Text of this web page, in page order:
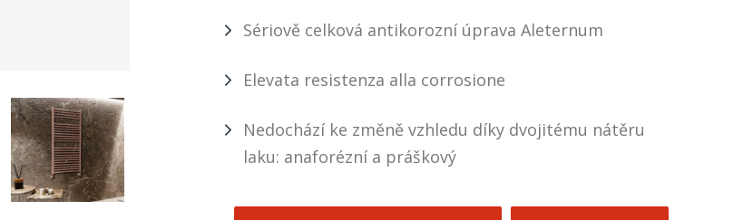
Sériově celková antikorozní úprava Aleternum
Elevata resistenza alla corrosione
Nedochází ke změně vzhledu díky dvojitému nátěru
laku: anaforézní a práškový